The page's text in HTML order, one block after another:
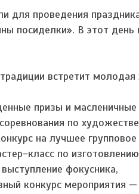
для проведения
посиделки». В этот
встретит
призы и
по
на лучшее
класс по
фокусника,
конкурс мероприятия